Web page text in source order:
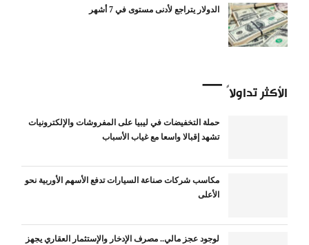
الدولار يتراجع لأدنى مستوى في 7 أشهر
الأكثر تداولاً
حملة التخفيضات في ليبيا على المفروشات والإلكترونيات
تشهد إقبالا واسعا مع غياب الأسباب
مكاسب شركات صناعة السيارات تدفع الأسهم الأوربية نحو
الأعلى
لوجود عجز مالي.. مصرف الإدخار والإستثمار العقاري يجهز